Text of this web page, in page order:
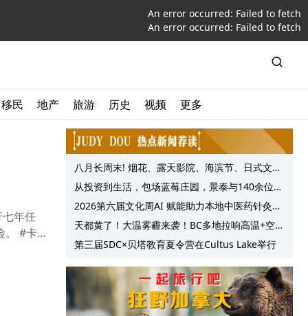
An error occurred: Failed to fetch
An error occurred: Failed to fetch
移民 地产 旅游 历史 视频 更多
年任
#卡尼
八月长周末! 烟花、露天影院、海滨节、日式文化
节庆, 大温哥华各种精彩活动上线!
从投资到生活，包场蓝莓庄园，景泰与140余位客
户共享夏日”莓”好时光
2026第六届文化周AI 赋能助力本地中医药针灸服
务提质升级
天都黄了！大温雾霾来袭！BC多地拉响高温+空气
质量预警 最高可达35°C！
第三届SDC×贝塔教育夏令营在Cultus Lake举行